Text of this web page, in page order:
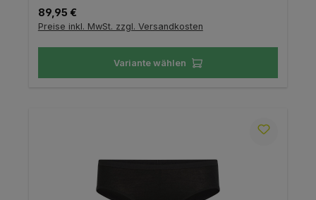
Regulärer Preis:
89,95 €
Preise inkl. MwSt. zzgl. Versandkosten
Variante wählen